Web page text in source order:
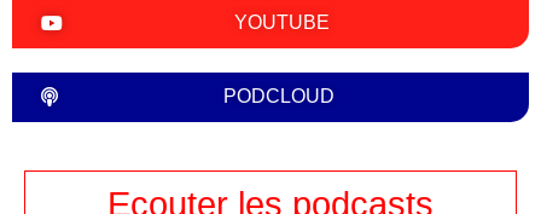
YOUTUBE
PODCLOUD
Ecouter les podcasts